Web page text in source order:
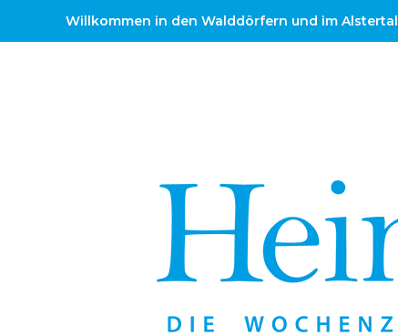
Willkommen in den Walddörfern und im Alstertal